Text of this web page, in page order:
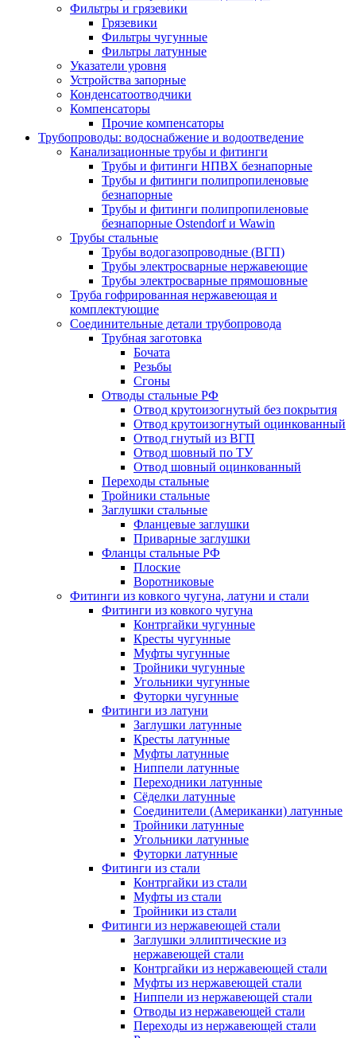
Фильтры и грязевики
Грязевики
Фильтры чугунные
Фильтры латунные
Указатели уровня
Устройства запорные
Конденсатоотводчики
Компенсаторы
Прочие компенсаторы
Трубопроводы: водоснабжение и водоотведение
Канализационные трубы и фитинги
Трубы и фитинги НПВХ безнапорные
Трубы и фитинги полипропиленовые
безнапорные
Трубы и фитинги полипропиленовые
безнапорные Ostendorf и Wawin
Трубы стальные
Трубы водогазопроводные (ВГП)
Трубы электросварные нержавеющие
Трубы электросварные прямошовные
Труба гофрированная нержавеющая и
комплектующие
Соединительные детали трубопровода
Трубная заготовка
Бочата
Резьбы
Сгоны
Отводы стальные РФ
Отвод крутоизогнутый без покрытия
Отвод крутоизогнутый оцинкованный
Отвод гнутый из ВГП
Отвод шовный по ТУ
Отвод шовный оцинкованный
Переходы стальные
Тройники стальные
Заглушки стальные
Фланцевые заглушки
Приварные заглушки
Фланцы стальные РФ
Плоские
Воротниковые
Фитинги из ковкого чугуна, латуни и стали
Фитинги из ковкого чугуна
Контргайки чугунные
Кресты чугунные
Муфты чугунные
Тройники чугунные
Угольники чугунные
Футорки чугунные
Фитинги из латуни
Заглушки латунные
Кресты латунные
Муфты латунные
Ниппели латунные
Переходники латунные
Сёделки латунные
Соединители (Американки) латунные
Тройники латунные
Угольники латунные
Футорки латунные
Фитинги из стали
Контргайки из стали
Муфты из стали
Тройники из стали
Фитинги из нержавеющей стали
Заглушки эллиптические из
нержавеющей стали
Контргайки из нержавеющей стали
Муфты из нержавеющей стали
Ниппели из нержавеющей стали
Отводы из нержавеющей стали
Переходы из нержавеющей стали